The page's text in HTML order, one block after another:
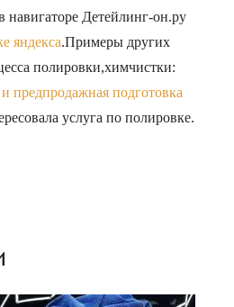
Детейлинг-он.ру
яндекса.Примеры других
полировки,химчистки:
предпродажная подготовка
услуга по полировке.